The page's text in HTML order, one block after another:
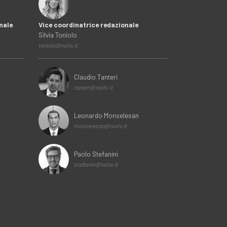
Vice coordinatrice redazionale
Silvia Toniolo
toniolo@noitv.it
Claudio Tanteri
tanteri@noitv.it
Leonardo Monselesan
monselesan@noitv.it
Paolo Stefanini
stefanini@noitv.it